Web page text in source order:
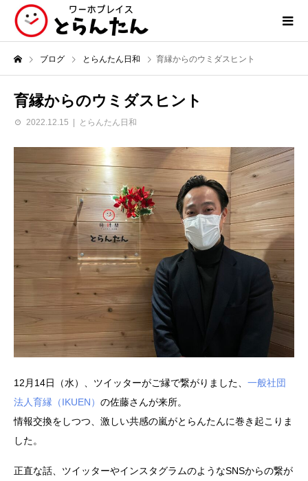
ブログ とらんたん日和 育縁からのウミダスヒント
育縁からのウミダスヒント
2022.12.15 とらんたん日和
12月14日（水）、ツイッターがご縁で繋がりました、 一般社団
法人育縁（IKUEN） の佐藤さんが来所。
情報交換をしつつ、激しい共感の嵐がとらんたんに巻き起こりま
した。
正直な話、ツイッターやインスタグラムのようなSNSからの繋が